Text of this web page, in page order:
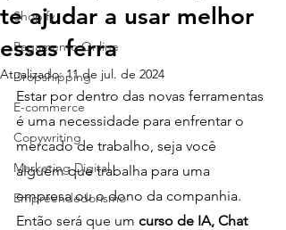
Shopify
Pagamento Online
Dropshipping
E-commerce
Copywriting
Marketing Digital
Empreendedorismo
te ajudar a usar melhor
essas ferra
Atualizado:11 de jul. de 2024
Estar por dentro das novas ferramentas
é uma necessidade para enfrentar o
mercado de trabalho, seja você
alguém que trabalha para uma
empresa ou o dono da companhia.
Então será que um curso de IA, Chat